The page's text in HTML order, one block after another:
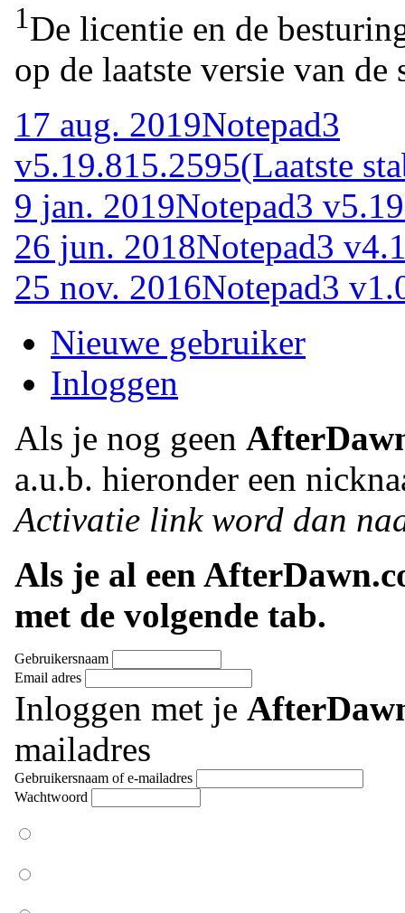
1De licentie en de
op de laatste versie van de
17 aug. 2019Notepad3
v5.19.815.2595(Laatste
9 jan. 2019Notepad3
26 jun. 2018Notepad3
25 nov. 2016Notepad3
Nieuwe gebruiker
Inloggen
Als je nog geen
a.u.b. hieronder een
Activatie link word dan
Als je al een
met de volgende tab.
Gebruikersnaam
Email adres
Inloggen met je
mailadres
Gebruikersnaam of e-mailadres
Wachtwoord